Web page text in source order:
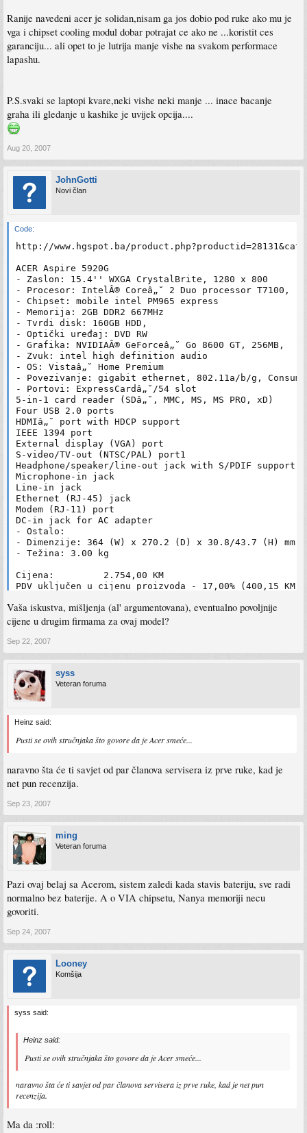
Ranije navedeni acer je solidan,nisam ga jos dobio pod ruke ako mu je
vga i chipset cooling modul dobar potrajat ce ako ne ...koristit ces
garanciju... ali opet to je lutrija manje vishe na svakom performace
lapashu.
P.S.svaki se laptopi kvare,neki vishe neki manje ... inace bacanje
graha ili gledanje u kashike je uvijek opcija....
Aug 20, 2007
JohnGotti
Novi član
Code:
http://www.hgspot.ba/
ACER Aspire 5920G
- Zaslon: 15.4'' WXGA CrystalBrite, 1280 x 800
- Procesor: IntelÂ® Coreâ„˘ 2 Duo processor T7100,
- Chipset: mobile intel PM965 express
- Memorija: 2GB DDR2 667MHz
- Tvrdi disk: 160GB HDD,
- Optički uređaj: DVD RW
- Grafika: NVIDIAÂ® GeForceâ„˘ Go 8600 GT, 256MB,
- Zvuk: intel high definition audio
- OS: Vistaâ„˘ Home Premium
- Povezivanje: gigabit ethernet, 802.11a/b/g,
- Portovi: ExpressCardâ„˘/54 slot
5-in-1 card reader (SDâ„˘, MMC, MS, MS PRO, xD)
Four USB 2.0 ports
HDMIâ„˘ port with HDCP support
IEEE 1394 port
External display (VGA) port
S-video/TV-out (NTSC/PAL) port1
Headphone/speaker/line-out jack with S/PDIF support
Microphone-in jack
Line-in jack
Ethernet (RJ-45) jack
Modem (RJ-11) port
DC-in jack for AC adapter
- Ostalo:
- Dimenzije: 364 (W) x 270.2 (D) x 30.8/43.7 (H) mm
- Težina: 3.00 kg
Cijena: 	2.754,00 KM
PDV uključen u cijenu proizvoda - 17,00% (400,15 KM)
Vaša iskustva, mišljenja (al' argumentovana), eventualno povoljnije
cijene u drugim firmama za ovaj model?
Sep 22, 2007
syss
Veteran foruma
Heinz said:
Pusti se ovih stručnjaka što govore da je Acer smeće...
naravno šta će ti savjet od par članova servisera iz prve ruke, kad je
net pun recenzija.
Sep 23, 2007
ming
Veteran foruma
Pazi ovaj belaj sa Acerom, sistem zaledi kada stavis bateriju, sve radi
normalno bez baterije. A o VIA chipsetu, Nanya memoriji necu
govoriti.
Sep 24, 2007
Looney
Komšija
syss said:
Heinz said:
Pusti se ovih stručnjaka što govore da je Acer smeće...
naravno šta će ti savjet od par članova servisera iz prve ruke, kad je net pun
recenzija.
Ma da :roll: